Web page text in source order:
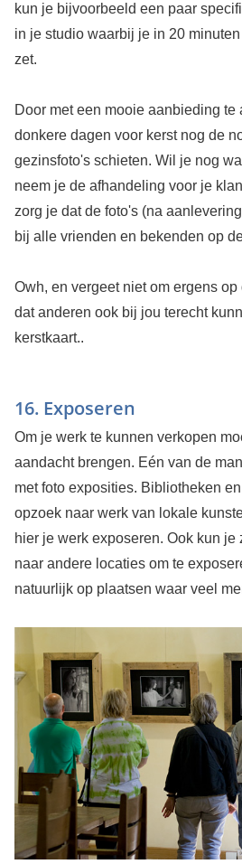
kun je bijvoorbeeld een paar
in je studio waarbij je in 20
zet.
Door met een mooie aanbieding te
donkere dagen voor kerst nog de
gezinsfoto's schieten. Wil je nog
neem je de afhandeling voor je
zorg je dat de foto's (na
bij alle vrienden en bekenden op
Owh, en vergeet niet om ergens
dat anderen ook bij jou terecht
kerstkaart..
16. Exposeren
Om je werk te kunnen verkopen
aandacht brengen. Eén van de
met foto exposities. Bibliotheken
opzoek naar werk van lokale
hier je werk exposeren. Ook kun je
naar andere locaties om te
natuurlijk op plaatsen waar veel